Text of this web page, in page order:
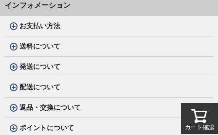
インフォメーション
お支払い方法
送料について
発送について
配送について
返品・交換について
ポイントについて カート確認